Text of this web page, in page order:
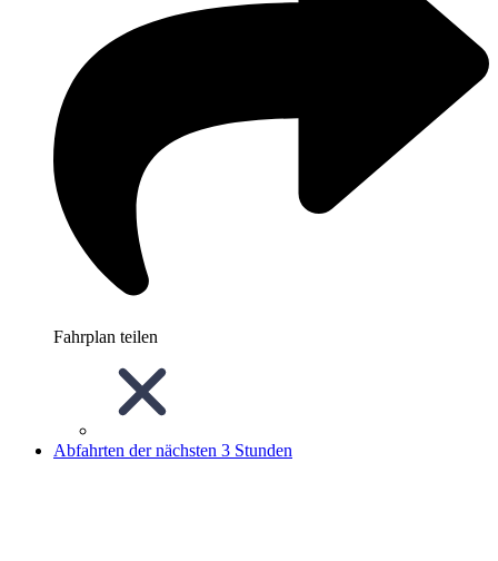
Fahrplan teilen
Abfahrten der nächsten 3 Stunden